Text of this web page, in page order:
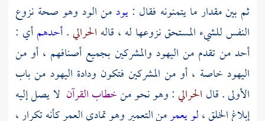
ثم بين مقدار ما يتمنونه فقال :يودمن الود وهو صحة نزوع
النفس للشيء المستحق نزوعها له ، قاله الحرالي.أحدهمأي :
أحد من تقدم من اليهود والمشركين بجميع أصنافهم ، أو من
اليهود خاصة ، أو من المشركين فتكون ودادة اليهود من باب
الأولى . قال الحرالي: وهو نحو منخطاب القرآن لا يصل إليه
إبلاغ الخلق ،لو يعمرمن التعمير وهو تمادي العمر كأنه تكرار ،